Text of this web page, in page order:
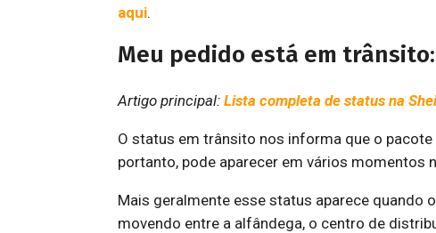
aqui.
Meu pedido está em
Artigo principal: Lista completa de status na
O status em trânsito nos informa que o
portanto, pode aparecer em vários momentos
Mais geralmente esse status aparece quando
movendo entre a alfândega, o centro de